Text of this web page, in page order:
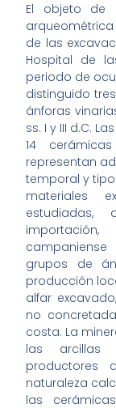
El objeto de
de las
Hospital de
periodo de
distinguido
ánforas
ss. I y III d.C. Las
14
representan
temporal y
materiales
grupos de
producción
alfar
no
costa. La
las arcillas
naturaleza
las